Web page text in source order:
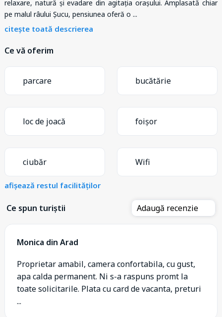
relaxare, natură și evadare din agitația orașului. Amplasată chiar
pe malul râului Șucu, pensiunea oferă o ...
citește toată descrierea
Ce vă oferim
parcare bucătărie
loc de joacă foișor
ciubăr Wifi
afișează restul facilităților
Ce spun turiștii Adaugă recenzie
Monica din Arad
Proprietar amabil, camera confortabila, cu gust,
apa calda permanent. Ni s-a raspuns promt la
toate solicitarile. Plata cu card de vacanta, preturi
...